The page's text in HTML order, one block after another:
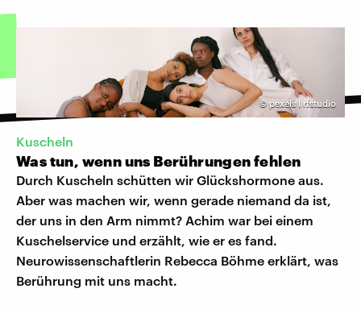
©pexels I rfstudio
Kuscheln
Was tun, wenn uns Berührungen fehlen
Durch Kuscheln schütten wir Glückshormone aus.
Aber was machen wir, wenn gerade niemand da ist,
der uns in den Arm nimmt? Achim war bei einem
Kuschelservice und erzählt, wie er es fand.
Neurowissenschaftlerin Rebecca Böhme erklärt, was
Berührung mit uns macht.